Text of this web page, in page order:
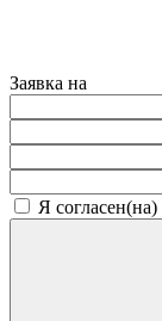
Заявка на
Я согласен(на)